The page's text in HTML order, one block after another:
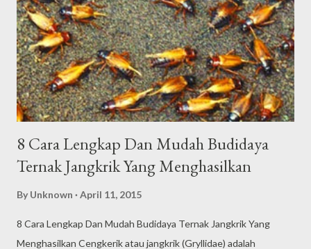
dari peternakan. Sedangkan induk jantan diusahakan dari alam
bebas, karena lebih agresif. Adapun ciri-ciri indukan, induk
betina, dan induk jantan yang adalah sebagai berikut:
Indukan: ...
8 Cara Lengkap Dan Mudah Budidaya
Ternak Jangkrik Yang Menghasilkan
By Unknown April 11, 2015
8 Cara Lengkap Dan Mudah Budidaya Ternak Jangkrik Yang
Menghasilkan Cengkerik atau jangkrik (Gryllidae) adalah